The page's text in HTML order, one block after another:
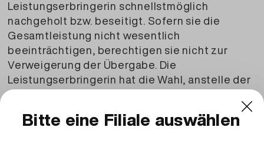
Leistungserbringerin schnellstmöglich
nachgeholt bzw. beseitigt. Sofern sie die
Gesamtleistung nicht wesentlich
beeinträchtigen, berechtigen sie nicht zur
Verweigerung der Übergabe. Die
Leistungserbringerin hat die Wahl, anstelle der
Nachlieferung oder Nachbesserung, dem
Kunden ein dem Minderwert entsprechenden
Betrag zurückzuerstatten (Minderung). Schlägt